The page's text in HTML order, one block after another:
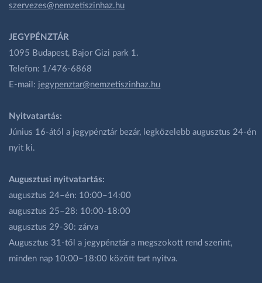
szervezes@nemzetiszinhaz.hu
JEGYPÉNZTÁR
1095 Budapest, Bajor Gizi park 1.
Telefon: 1/476-6868
E-mail: jegypenztar@nemzetiszinhaz.hu
Nyitvatartás:
Június 16-ától a jegypénztár bezár, legközelebb augusztus 24-én
nyit ki.
Augusztusi nyitvatartás:
augusztus 24–én: 10:00–14:00
augusztus 25–28: 10:00-18:00
augusztus 29-30: zárva
Augusztus 31-től a jegypénztár a megszokott rend szerint,
minden nap 10:00–18:00 között tart nyitva.